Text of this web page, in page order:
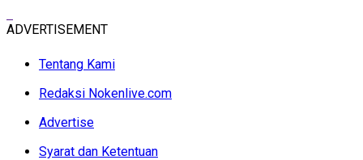
ADVERTISEMENT
Tentang Kami
Redaksi Nokenlive.com
Advertise
Syarat dan Ketentuan